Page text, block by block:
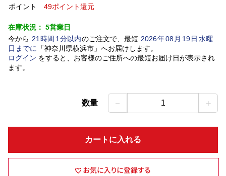
ポイント
49ポイント還元
在庫状況： 5営業日
今から 21 時間 1 分以内のご注文で、最短 2026年08 月 19日水曜
日 までに 「神奈川県横浜市」 へお届けします。
ログイン をすると、お客様のご住所への最短お届け日が表示され
ます。
数量 － 1 ＋
カートに入れる